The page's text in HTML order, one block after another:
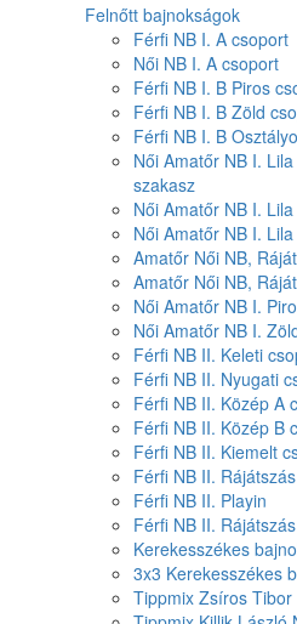
Felnőtt bajnokságok
Férfi NB I. A csoport
Női NB I. A csoport
Férfi NB I. B Piros
Férfi NB I. B Zöld
Férfi NB I. B
Női Amatőr NB I.
szakasz
Női Amatőr NB I.
Női Amatőr NB I.
Amatőr Női NB,
Amatőr Női NB,
Női Amatőr NB I.
Női Amatőr NB I.
Férfi NB II. Keleti
Férfi NB II. Nyugati
Férfi NB II. Közép A
Férfi NB II. Közép B
Férfi NB II. Kiemelt
Férfi NB II. Rájátszás
Férfi NB II. Playin
Férfi NB II.
Kerekesszékes
3x3 Kerekesszékes
Tippmix Zsíros